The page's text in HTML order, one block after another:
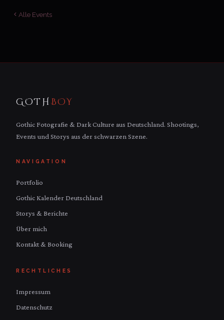
Alle Events
GOTH BOY
Gothic Fotografie & Dark Culture aus Deutschland. Shootings,
Events und Storys aus der schwarzen Szene.
NAVIGATION
Portfolio
Gothic Kalender Deutschland
Storys & Berichte
Über mich
Kontakt & Booking
RECHTLICHES
Impressum
Datenschutz